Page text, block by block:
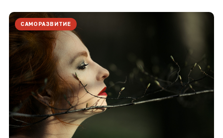
САМОРАЗВИТИЕ